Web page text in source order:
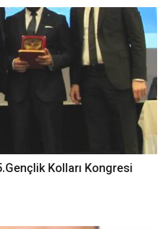
Kolları Kongresi